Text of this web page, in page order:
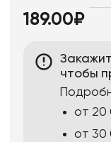
189.00₽
чтобы
от 20
от 30